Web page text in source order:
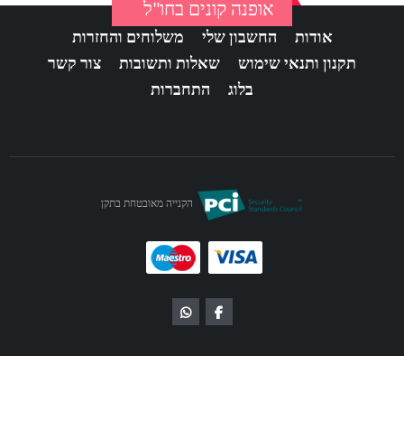
אופנה קונים בחו"ל
אודות החשבון שלי
משלוחים והחזרות
תקנון ותנאי שימוש
שאלות ותשובות
צור קשר
בלוג
התחברות
הקנייה מאובטחת בתקן